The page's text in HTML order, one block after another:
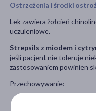
Ostrzeżenia i środki
Lek zawiera żołcień
uczuleniowe.
Strepsils z miodem i
jeśli pacjent nie toleruje
zastosowaniem powinien
Przechowywanie: